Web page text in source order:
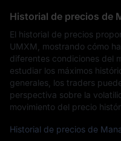
Historial de precios de
El historial de precios
UMXM, mostrando cómo
diferentes condiciones del
estudiar los máximos
generales, los traders
perspectiva sobre la
movimiento del precio
Historial de precios de